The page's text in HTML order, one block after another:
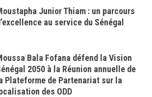
Junior Thiam : un parcours
au service du Sénégal
Bala Fofana défend la Vision
2050 à la Réunion annuelle de
Plateforme de Partenariat sur la
des ODD